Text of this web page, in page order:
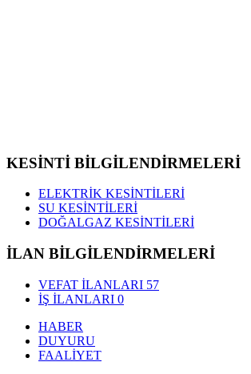
KESİNTİ BİLGİLENDİRMELERİ
ELEKTRİK KESİNTİLERİ
SU KESİNTİLERİ
DOĞALGAZ KESİNTİLERİ
İLAN BİLGİLENDİRMELERİ
VEFAT İLANLARI 57
İŞ İLANLARI 0
HABER
DUYURU
FAALİYET